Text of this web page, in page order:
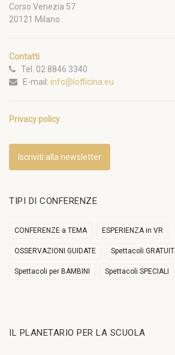
Corso Venezia 57
20121 Milano
Contatti
Tel. 02 8846 3340
E-mail: info@lofficina.eu
Privacy policy
Iscriviti alla newsletter
TIPI DI CONFERENZE
CONFERENZE a TEMA ESPERIENZA in VR
OSSERVAZIONI GUIDATE Spettacoli GRATUITI
Spettacoli per BAMBINI Spettacoli SPECIALI
IL PLANETARIO PER LA SCUOLA